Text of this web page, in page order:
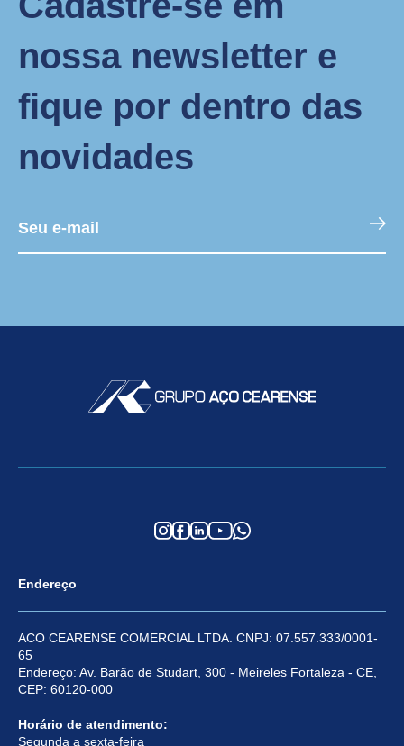
nossa newsletter e
fique por dentro das
novidades
Endereço
ACO CEARENSE COMERCIAL LTDA. CNPJ: 07.557.333/0001-
65
Endereço: Av. Barão de Studart, 300 - Meireles Fortaleza - CE,
CEP: 60120-000
Horário de atendimento:
Segunda a sexta-feira